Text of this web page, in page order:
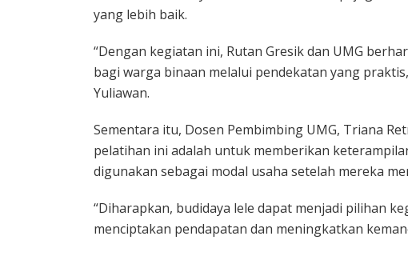
yang lebih baik.
“Dengan kegiatan ini, Rutan Gresik dan UMG
bagi warga binaan melalui pendekatan yang
Yuliawan.
Sementara itu, Dosen Pembimbing UMG, Triana
pelatihan ini adalah untuk memberikan
digunakan sebagai modal usaha setelah mereka
“Diharapkan, budidaya lele dapat menjadi pilihan
menciptakan pendapatan dan meningkatkan